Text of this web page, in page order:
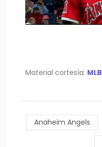
Material cortesía: MLB
Anaheim Angels